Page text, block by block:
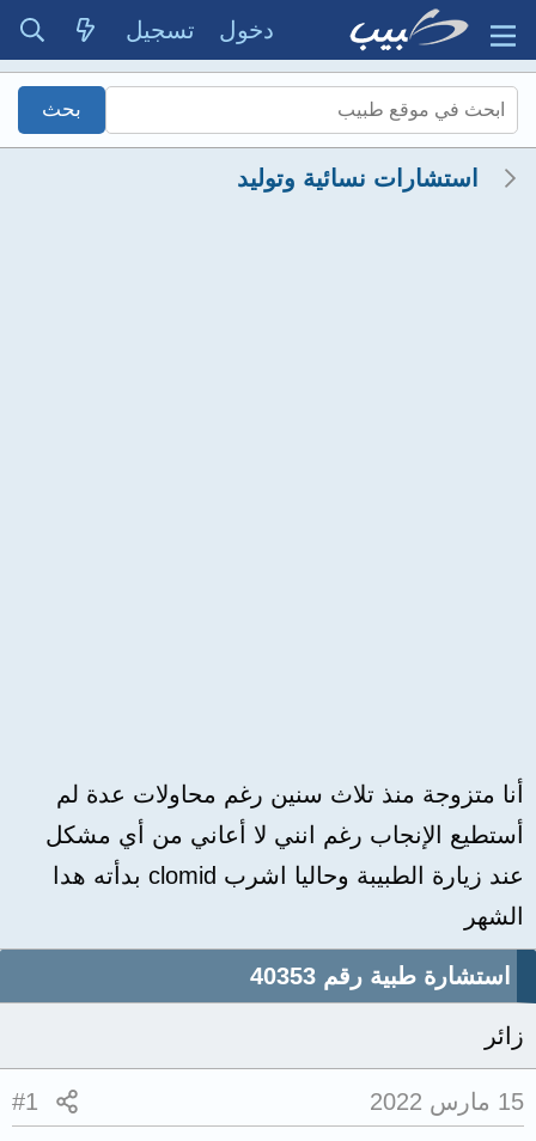
دخول تسجيل
استشارات نسائية وتوليد
أنا متزوجة منذ تلاث سنين رغم محاولات عدة لم
أستطيع الإنجاب رغم انني لا أعاني من أي مشكل
عند زيارة الطبيبة وحاليا اشرب clomid بدأته هدا
الشهر
استشارة طبية رقم 40353
زائر
15 مارس 2022 #1